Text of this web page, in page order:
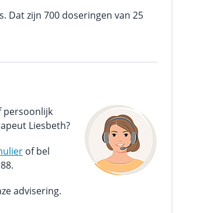
Dat zijn 700 doseringen van 25
persoonlijk
Liesbeth?
of bel
advisering.